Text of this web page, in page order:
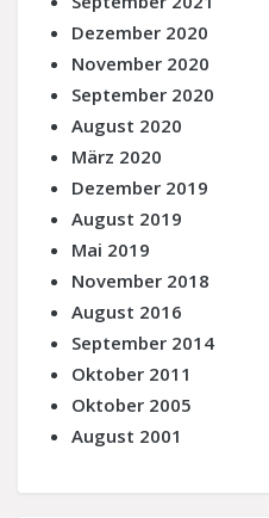
Dezember 2020
November 2020
September 2020
August 2020
März 2020
Dezember 2019
August 2019
Mai 2019
November 2018
August 2016
September 2014
Oktober 2011
Oktober 2005
August 2001